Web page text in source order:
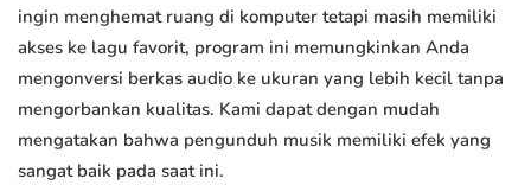
ingin menghemat ruang di komputer tetapi masih memiliki
akses ke lagu favorit, program ini memungkinkan Anda
mengonversi berkas audio ke ukuran yang lebih kecil tanpa
mengorbankan kualitas. Kami dapat dengan mudah
mengatakan bahwa pengunduh musik memiliki efek yang
sangat baik pada saat ini.